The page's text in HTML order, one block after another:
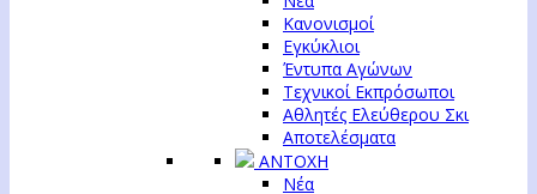
Κανονισμοί
Εγκύκλιοι
Έντυπα Αγώνων
Τεχνικοί Εκπρόσωποι
Αθλητές Ελεύθερου Σκι
Αποτελέσματα
ΑΝΤΟΧΗ
Νέα